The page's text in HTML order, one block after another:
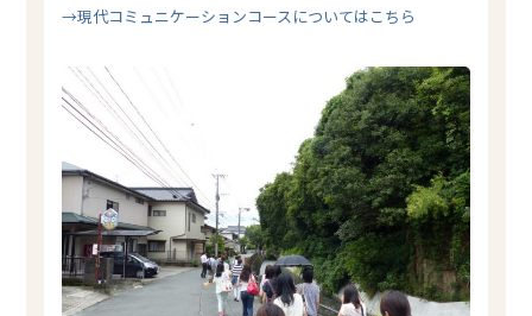
→現代コミュニケーションコースについてはこちら